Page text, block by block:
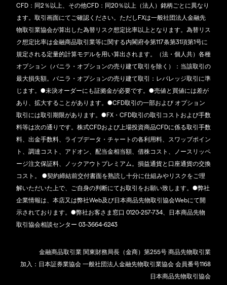
CFD：同2％以上、その他CFD：同20％以上（法人）銘柄ごとに異なり
ます。取引画面にてご確認ください。ただしFXは一般社団法人金融先
物取引業協会が算出した為替リスク想定比率以上となります。為替リス
ク想定比率は金融商品取引業等に関する内閣府令第117条第31項第1号に
規定される定量的計算モデルを用い算出されます。（法・個人共）各種
オプション（バニラ・オプションの売り建て取引を除く）：当該取引の
最大損失額。バニラ・オプションの売り建て取引：レバレッジ取引に準
じます。●未決オーダーにも証拠金が必要です。●売値と買値には差が
あり、拡大することがあります。●CFD取引の一部および オプション
取引には取引期限があります。●FX・CFD取引の取引コストおよび手数
料等は次の通りです。株式CFDおよび上場投資商品CFDに係る取引手数
料、出金手数料、ライブデータ・チャートの各利用料、スワップポイン
ト、調達コスト、アドオン、配当金相当額、借株コスト、ノースリッペ
ージ注文保証料、ノックアウトプレミアム。損益通貨と口座通貨の交換
コスト。 ●契約締結前交付書面を熟読し十分に仕組みやリスクをご理
解いただいた上で、ご自身の判断にてお取引をお願い致します。●弊社
企業情報は、本店又は弊社Web及び日本商品先物取引協会Webにて開
示されております。●弊社お客さま窓口 0120-257-734、日本商品先物
取引協会相談センター 03-3664-6243
金融商品取引業 関東財務局長（金商）第255号 商品先物取引業
加入：日本証券業協会 一般社団法人金融先物取引業協会 会員番号1168
日本商品先物取引協会